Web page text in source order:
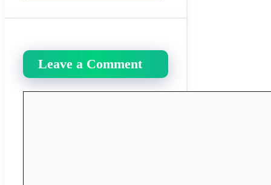
Leave a Comment